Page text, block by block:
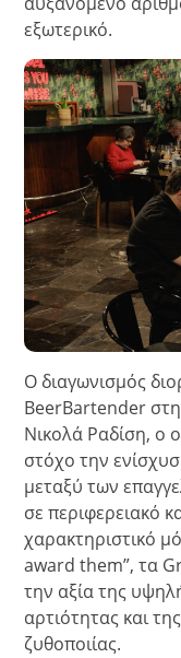
εξωτερικό.
Ο διαγωνισμός
BeerBartender
Νικολά Ραδίση, ο
στόχο την
μεταξύ των
σε περιφερειακό
χαρακτηριστικό
award them”, τα
την αξία της
αρτιότητας και
ζυθοποιίας.